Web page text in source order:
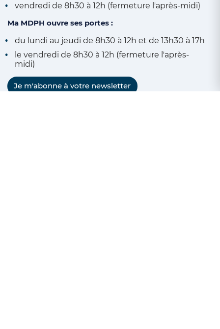
vendredi de 8h30 à 12h (fermeture l'après-midi)
Ma MDPH ouvre ses portes :
du lundi au jeudi de 8h30 à 12h et de 13h30 à 17h
le vendredi de 8h30 à 12h (fermeture l'après-
midi)
Je m'abonne à votre newsletter